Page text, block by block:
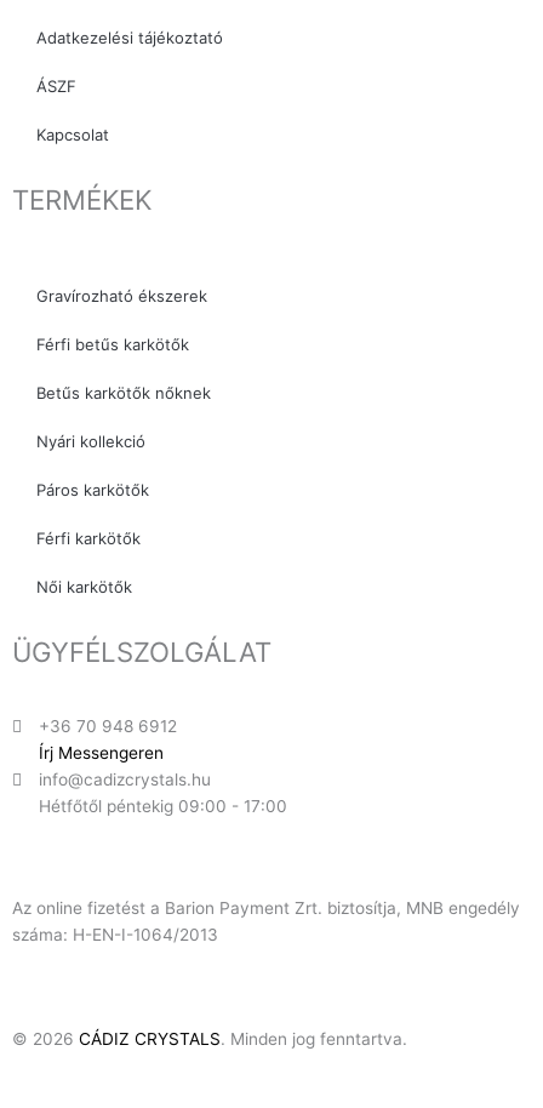
Adatkezelési tájékoztató
ÁSZF
Kapcsolat
TERMÉKEK
Gravírozható ékszerek
Férfi betűs karkötők
Betűs karkötők nőknek
Nyári kollekció
Páros karkötők
Férfi karkötők
Női karkötők
ÜGYFÉLSZOLGÁLAT
+36 70 948 6912
Írj Messengeren
info@cadizcrystals.hu
Hétfőtől péntekig 09:00 - 17:00
Az online fizetést a Barion Payment Zrt. biztosítja, MNB engedély
száma: H-EN-I-1064/2013
© 2026 CÁDIZ CRYSTALS. Minden jog fenntartva.